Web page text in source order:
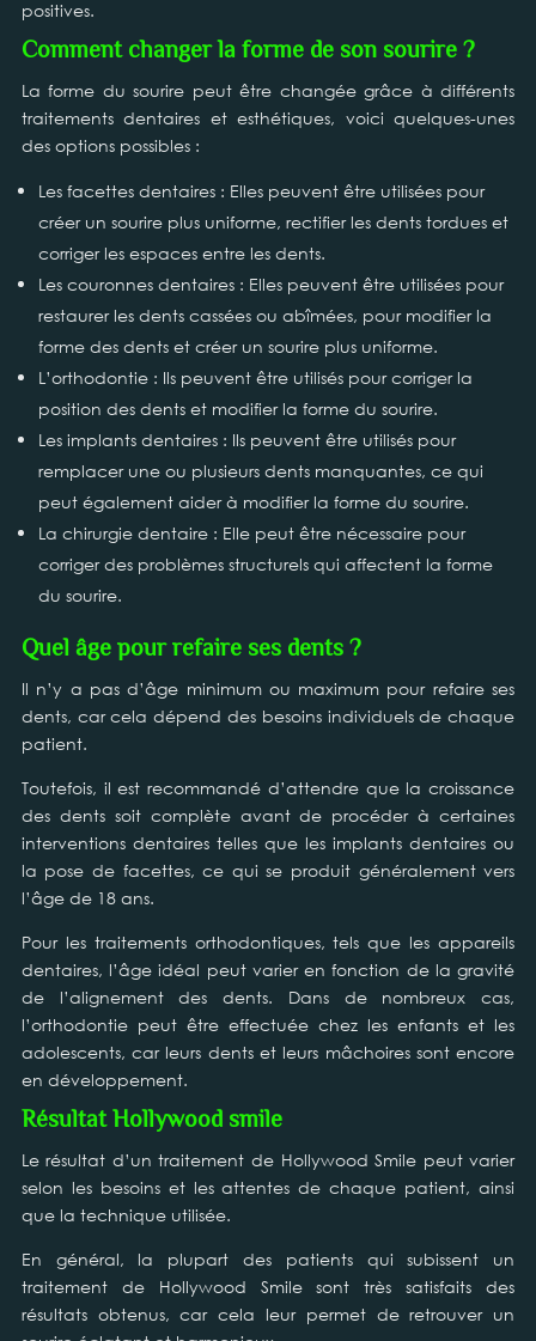
positives.
Comment changer la forme de son sourire ?
La forme du sourire peut être changée grâce à différents
traitements dentaires et esthétiques, voici quelques-unes
des options possibles :
Les facettes dentaires : Elles peuvent être utilisées pour
créer un sourire plus uniforme, rectifier les dents tordues et
corriger les espaces entre les dents.
Les couronnes dentaires : Elles peuvent être utilisées pour
restaurer les dents cassées ou abîmées, pour modifier la
forme des dents et créer un sourire plus uniforme.
L’orthodontie : Ils peuvent être utilisés pour corriger la
position des dents et modifier la forme du sourire.
Les implants dentaires : Ils peuvent être utilisés pour
remplacer une ou plusieurs dents manquantes, ce qui
peut également aider à modifier la forme du sourire.
La chirurgie dentaire : Elle peut être nécessaire pour
corriger des problèmes structurels qui affectent la forme
du sourire.
Quel âge pour refaire ses dents ?
Il n’y a pas d’âge minimum ou maximum pour refaire ses
dents, car cela dépend des besoins individuels de chaque
patient.
Toutefois, il est recommandé d’attendre que la croissance
des dents soit complète avant de procéder à certaines
interventions dentaires telles que les implants dentaires ou
la pose de facettes, ce qui se produit généralement vers
l’âge de 18 ans.
Pour les traitements orthodontiques, tels que les appareils
dentaires, l’âge idéal peut varier en fonction de la gravité
de l’alignement des dents. Dans de nombreux cas,
l’orthodontie peut être effectuée chez les enfants et les
adolescents, car leurs dents et leurs mâchoires sont encore
en développement.
Résultat Hollywood smile
Le résultat d’un traitement de Hollywood Smile peut varier
selon les besoins et les attentes de chaque patient, ainsi
que la technique utilisée.
En général, la plupart des patients qui subissent un
traitement de Hollywood Smile sont très satisfaits des
résultats obtenus, car cela leur permet de retrouver un